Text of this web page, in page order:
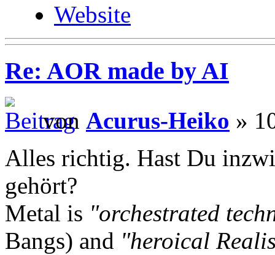
Website
Re: AOR made by AI
von Acurus-Heiko »
Alles richtig. Hast Du
gehört?
Metal is "orchestrated
Bangs) and "heroical